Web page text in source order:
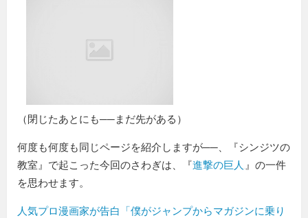
（閉じたあとにも──まだ先がある）
何度も何度も同じページを紹介しますが──、『シンジツの
教室』で起こった今回のさわぎは、『進撃の巨人 』の一件
を思わせます。
人気プロ漫画家が告白「僕がジャンプからマガジンに乗り